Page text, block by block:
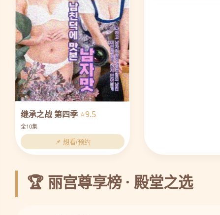
继承之战 第四季 ⭐9.5
全10集
📌 想看/预约
🏆 丽宫尊享榜 · 殿堂之选